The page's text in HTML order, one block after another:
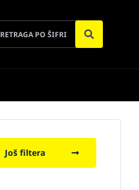
Još filtera